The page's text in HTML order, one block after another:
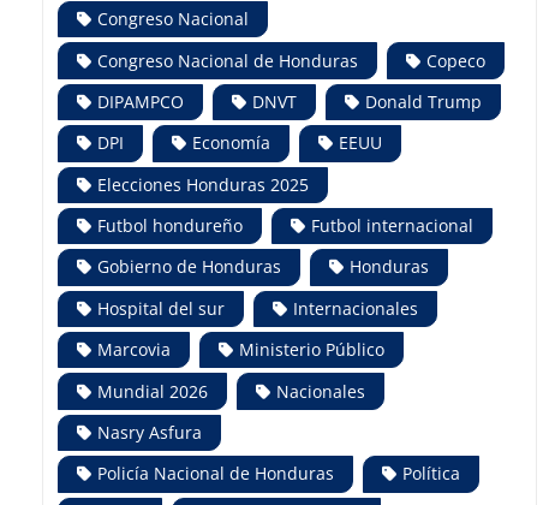
Congreso Nacional
Congreso Nacional de Honduras
Copeco
DIPAMPCO
DNVT
Donald Trump
DPI
Economía
EEUU
Elecciones Honduras 2025
Futbol hondureño
Futbol internacional
Gobierno de Honduras
Honduras
Hospital del sur
Internacionales
Marcovia
Ministerio Público
Mundial 2026
Nacionales
Nasry Asfura
Policía Nacional de Honduras
Política